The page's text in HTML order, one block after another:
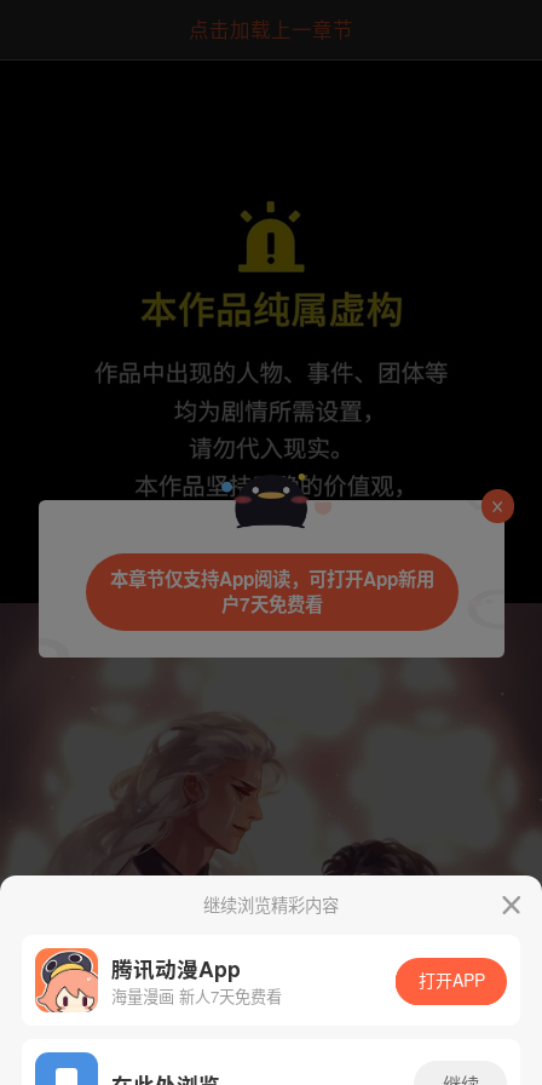
点击加载上一章节
App免费看
继续浏览精彩内容
腾讯动漫App
海量漫画 新人7天免费看
打开APP
本章节仅支持App阅读，可打开App新用
户7天免费看